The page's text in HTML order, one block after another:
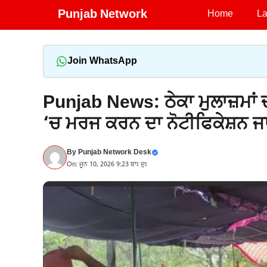
Punjab Network Home
Join WhatsApp
Punjab News: ਠੇਕਾ ਮੁਲਾਜ਼ਮਾਂ
‘ਚ ਮਰਜ ਕਰਨ ਦਾ ਨੋਟੀਫਿਕੇਸ਼ਨ
ByPunjab Network Desk
On: ਜੂਨ 10, 2026 9:23 ਬਾਃ ਦੁਃ